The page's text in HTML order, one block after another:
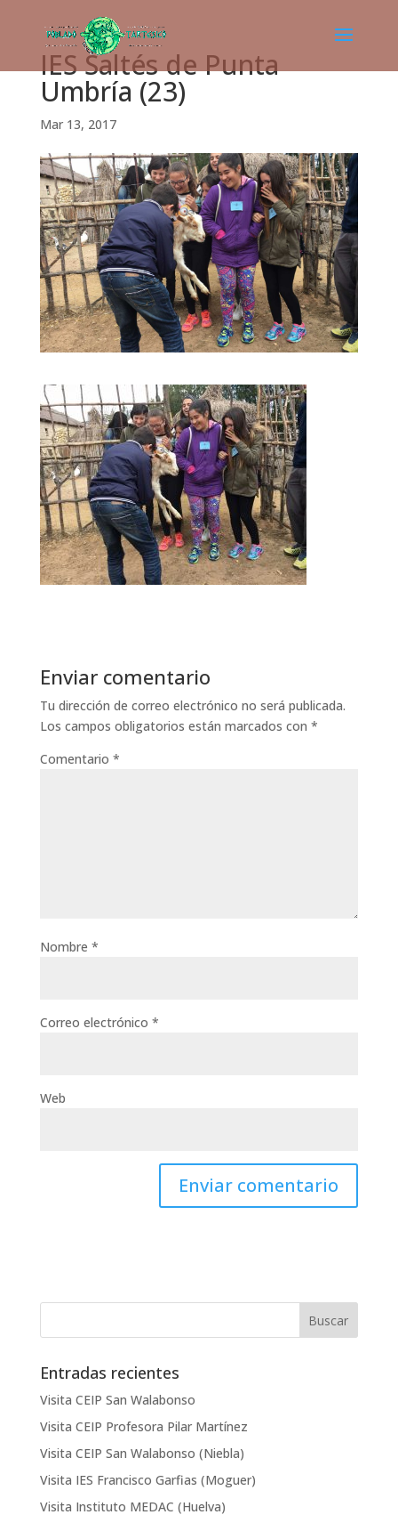
IES Saltés de Punta
Umbría (23)
Mar 13, 2017
Enviar comentario
Tu dirección de correo electrónico no será publicada.
Los campos obligatorios están marcados con *
Comentario *
Nombre *
Correo electrónico *
Web
Entradas recientes
Visita CEIP San Walabonso
Visita CEIP Profesora Pilar Martínez
Visita CEIP San Walabonso (Niebla)
Visita IES Francisco Garfias (Moguer)
Visita Instituto MEDAC (Huelva)